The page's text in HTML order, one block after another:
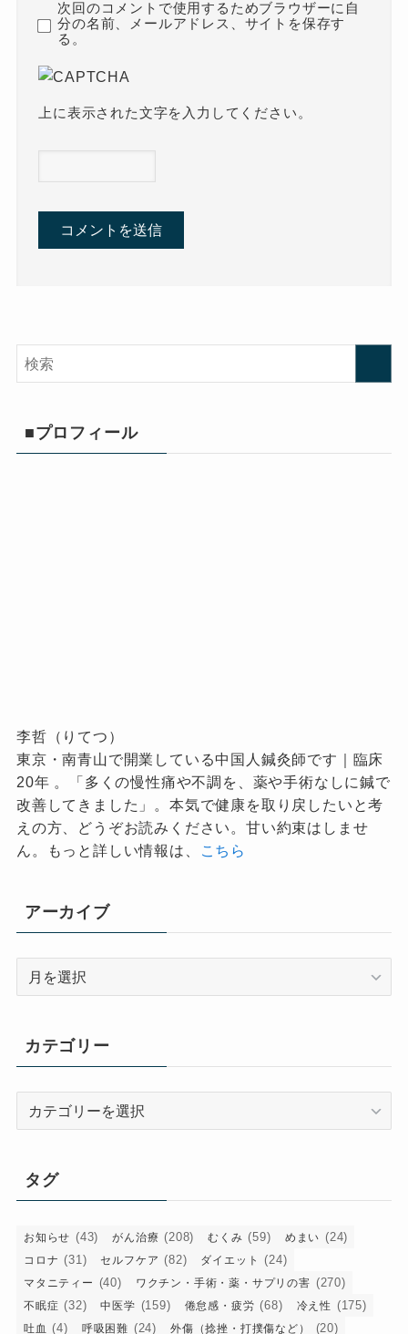
次回のコメントで使用するためブラウザーに自
分の名前、メールアドレス、サイトを保存す
る。
上に表示された文字を入力してください。
■プロフィール
李哲（りてつ）
東京・南青山で開業している中国人鍼灸師です｜臨床
20年 。「多くの慢性痛や不調を、薬や手術なしに鍼で
改善してきました」。本気で健康を取り戻したいと考
えの方、どうぞお読みください。甘い約束はしませ
ん。もっと詳しい情報は、
こちら
アーカイブ
ブ
カテゴリー
ー
タグ
お知らせ (43) がん治療 (208) むくみ (59) めまい (24)
コロナ (31) セルフケア (82) ダイエット (24)
マタニティー (40) ワクチン・手術・薬・サプリの害 (270)
不眠症 (32) 中医学 (159) 倦怠感・疲労 (68) 冷え性 (175)
吐血 (4) 呼吸困難 (24) 外傷（捻挫・打撲傷など） (20)